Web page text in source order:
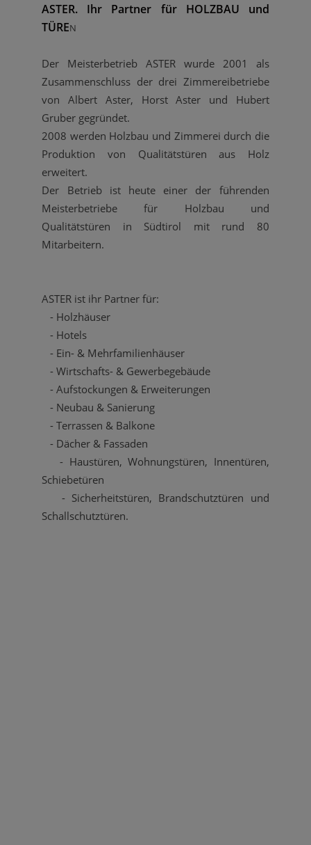
ASTER. Ihr Partner für HOLZBAU und
TÜREN
Der Meisterbetrieb ASTER wurde 2001 als
Zusammenschluss der drei Zimmereibetriebe
von Albert Aster, Horst Aster und Hubert
Gruber gegründet.
2008 werden Holzbau und Zimmerei durch die
Produktion von Qualitätstüren aus Holz
erweitert.
Der Betrieb ist heute einer der führenden
Meisterbetriebe für Holzbau und
Qualitätstüren in Südtirol mit rund 80
Mitarbeitern.
ASTER ist ihr Partner für:
- Holzhäuser
- Hotels
- Ein- & Mehrfamilienhäuser
- Wirtschafts- & Gewerbegebäude
- Aufstockungen & Erweiterungen
- Neubau & Sanierung
- Terrassen & Balkone
- Dächer & Fassaden
- Haustüren, Wohnungstüren, Innentüren,
Schiebetüren
- Sicherheitstüren, Brandschutztüren und
Schallschutztüren.